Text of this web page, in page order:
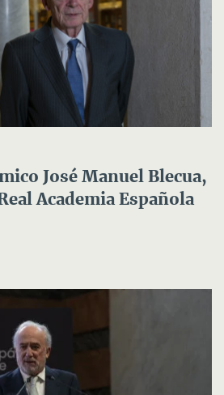
José Manuel Blecua,
Academia Española